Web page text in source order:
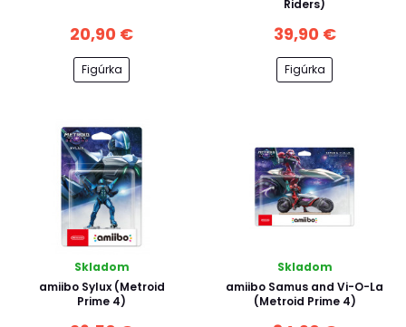
20,90 €
Figúrka
Riders)
39,90 €
Figúrka
Skladom
amiibo Sylux (Metroid
Prime 4)
Skladom
amiibo Samus and Vi-O-La
(Metroid Prime 4)